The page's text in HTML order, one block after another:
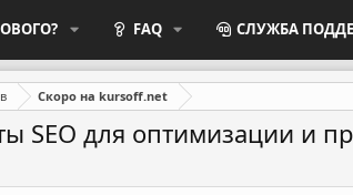
FAQ СЛУЖБА
Скоро на kursoff.net
SEO для оптимизации и